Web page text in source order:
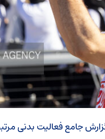
جامع فعالیت بدنی